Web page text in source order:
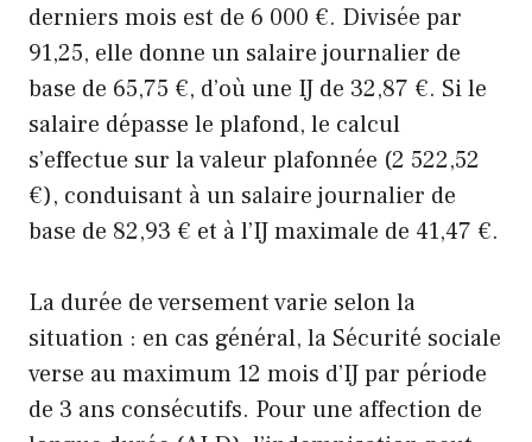
derniers mois est de 6 000 €. Divisée par
91,25, elle donne un salaire journalier de
base de 65,75 €, d’où une IJ de 32,87 €. Si le
salaire dépasse le plafond, le calcul
s’effectue sur la valeur plafonnée (2 522,52
€), conduisant à un salaire journalier de
base de 82,93 € et à l’IJ maximale de 41,47 €.
La durée de versement varie selon la
situation : en cas général, la Sécurité sociale
verse au maximum 12 mois d’IJ par période
de 3 ans consécutifs. Pour une affection de